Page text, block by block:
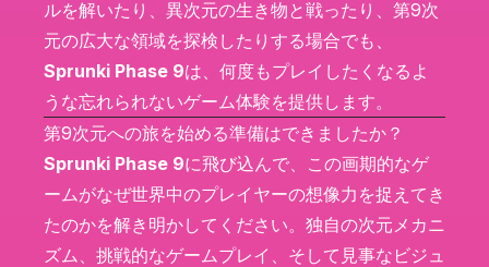
ルを解いたり、異次元の生き物と戦ったり、第9次
元の広大な領域を探検したりする場合でも、
Sprunki Phase 9は、何度もプレイしたくなるよ
うな忘れられないゲーム体験を提供します。
第9次元への旅を始める準備はできましたか？
Sprunki Phase 9に飛び込んで、この画期的なゲ
ームがなぜ世界中のプレイヤーの想像力を捉えてき
たのかを解き明かしてください。独自の次元メカニ
ズム、挑戦的なゲームプレイ、そして見事なビジュ